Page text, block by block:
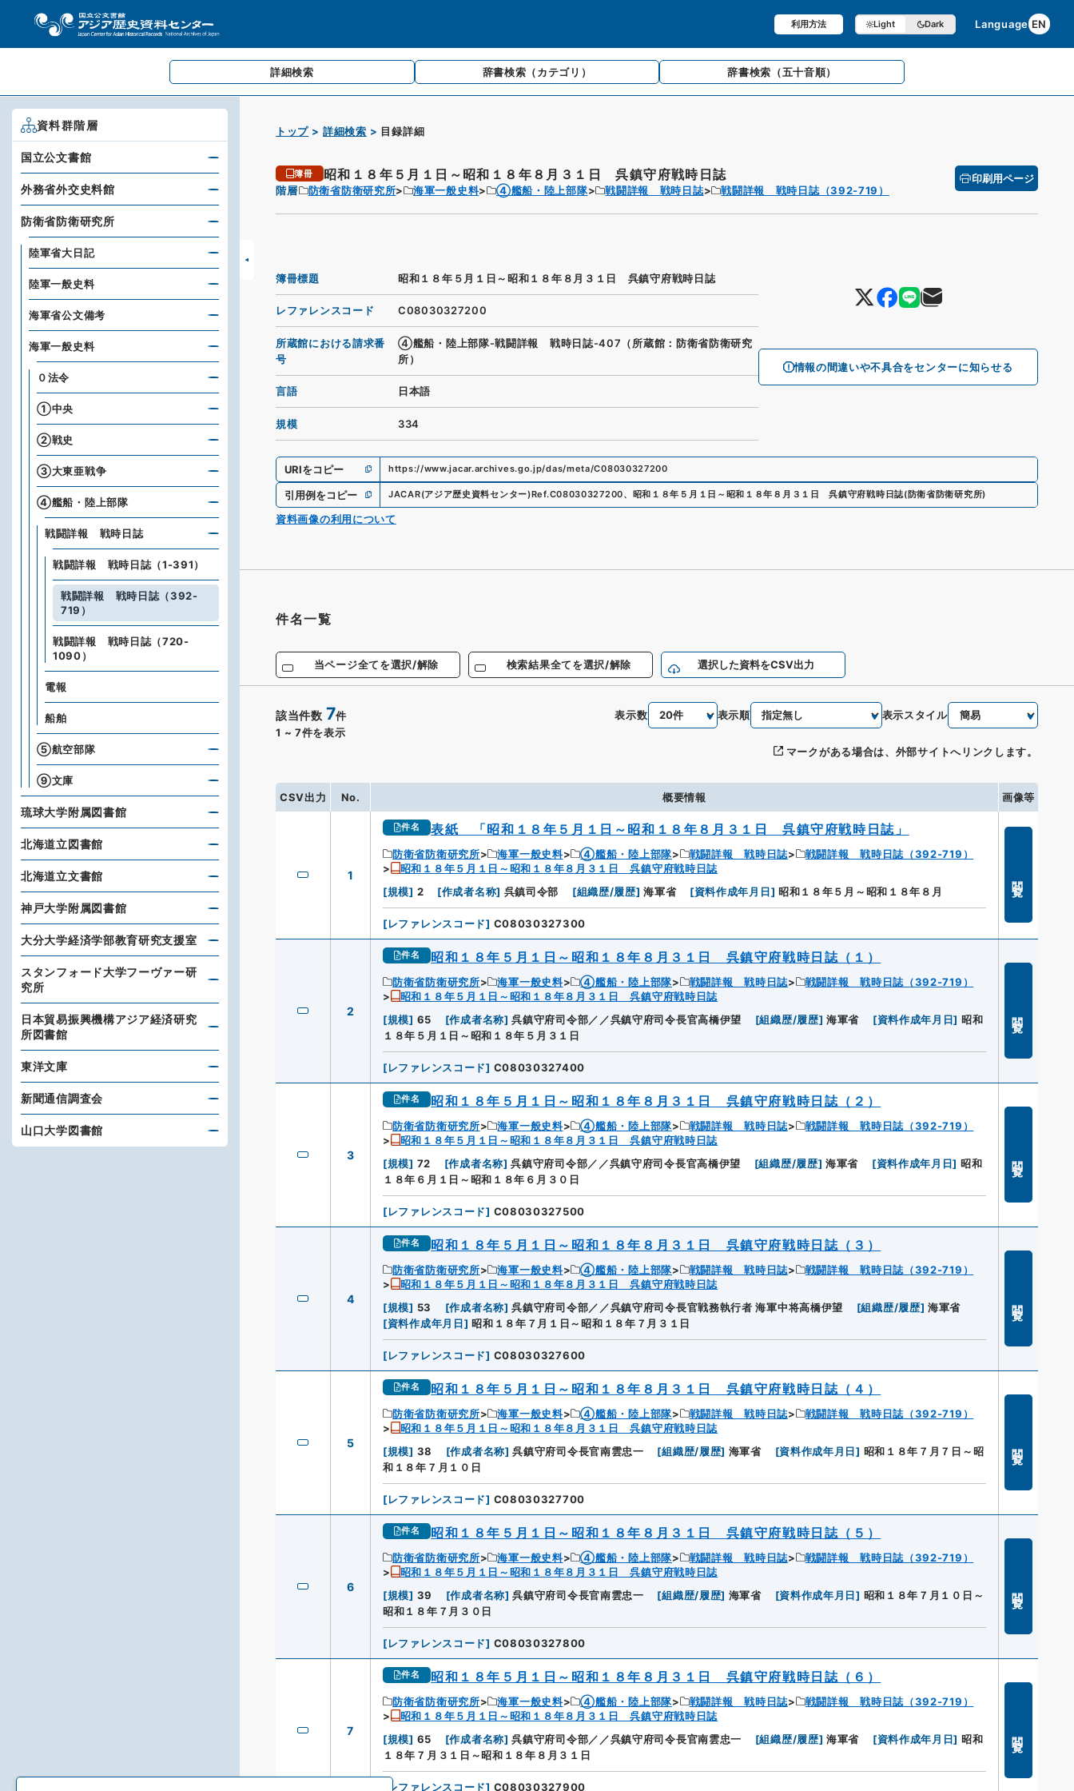
利用方法 Light Dark Language EN
詳細検索 辞書検索 （カテゴリ） 辞書検索 （五十音順）
トップ 詳細検索 目録詳細
簿冊 昭和１８年５月１日～昭和１８年８月３１日 呉鎮守府戦時日誌
階層 防衛省防衛研究所 海軍一般史料 ④艦船・陸上部隊 戦闘詳報 戦時日誌 戦闘詳報 戦時日誌（392-719）
印刷用ページ
情報の間違いや不具合をセンターに知らせる
簿冊標題 昭和１８年５月１日～昭和１８年８月３１日 呉鎮守府戦時日誌
レファレンスコード C08030327200
所蔵館における請求番
号
④艦船・陸上部隊-戦闘詳報 戦時日誌-407（所蔵館：防衛省防衛研究
所）
言語 日本語
規模 334
URIをコピー https://www.jacar.archives.go.jp/das/meta/C08030327200
引用例をコピー JACAR(アジア歴史資料センター)Ref.C08030327200、 昭和１８年５月１日～昭和１８年８月３１日 呉鎮守府戦時日誌( 防衛省防衛研究所)
資料画像の利用について
件名一覧
当ページ全てを選択/解除 検索結果全てを選択/解除 選択した資料をCSV出力
該当件数 7件
1 ~ 7件を表示
表示数 表示順 表示スタイル
マークがある場合は、外部サイトへリンクします。
CSV出力 No. 概要情報 画像等
1
件名 表紙 「昭和１８年５月１日～昭和１８年８月３１日 呉鎮守府戦時日誌」
防衛省防衛研究所 海軍一般史料 ④艦船・陸上部隊 戦闘詳報 戦時日誌
戦闘詳報 戦時日誌（392-719）
昭和１８年５月１日～昭和１８年８月３１日 呉鎮守府戦時日誌
[規模] 2 [作成者名称] 呉鎮司令部 [組織歴/履歴] 海軍省 [資料作成年月日] 昭和１８年５月～昭和１８年８月
[レファレンスコード] C08030327300
2
件名 昭和１８年５月１日～昭和１８年８月３１日 呉鎮守府戦時日誌（１）
防衛省防衛研究所 海軍一般史料 ④艦船・陸上部隊 戦闘詳報 戦時日誌
戦闘詳報 戦時日誌（392-719）
昭和１８年５月１日～昭和１８年８月３１日 呉鎮守府戦時日誌
[規模] 65 [作成者名称] 呉鎮守府司令部／／呉鎮守府司令長官高橋伊望 [組織歴/履歴] 海軍省 [資料作成年月日] 昭和
１８年５月１日～昭和１８年５月３１日
[レファレンスコード] C08030327400
3
件名 昭和１８年５月１日～昭和１８年８月３１日 呉鎮守府戦時日誌（２）
防衛省防衛研究所 海軍一般史料 ④艦船・陸上部隊 戦闘詳報 戦時日誌
戦闘詳報 戦時日誌（392-719）
昭和１８年５月１日～昭和１８年８月３１日 呉鎮守府戦時日誌
[規模] 72 [作成者名称] 呉鎮守府司令部／／呉鎮守府司令長官高橋伊望 [組織歴/履歴] 海軍省 [資料作成年月日] 昭和
１８年６月１日～昭和１８年６月３０日
[レファレンスコード] C08030327500
4
件名 昭和１８年５月１日～昭和１８年８月３１日 呉鎮守府戦時日誌（３）
防衛省防衛研究所 海軍一般史料 ④艦船・陸上部隊 戦闘詳報 戦時日誌
戦闘詳報 戦時日誌（392-719）
昭和１８年５月１日～昭和１８年８月３１日 呉鎮守府戦時日誌
[規模] 53 [作成者名称] 呉鎮守府司令部／／呉鎮守府司令長官戦務執行者 海軍中将高橋伊望 [組織歴/履歴] 海軍省
[資料作成年月日] 昭和１８年７月１日～昭和１８年７月３１日
[レファレンスコード] C08030327600
5
件名 昭和１８年５月１日～昭和１８年８月３１日 呉鎮守府戦時日誌（４）
防衛省防衛研究所 海軍一般史料 ④艦船・陸上部隊 戦闘詳報 戦時日誌
戦闘詳報 戦時日誌（392-719）
昭和１８年５月１日～昭和１８年８月３１日 呉鎮守府戦時日誌
[規模] 38 [作成者名称] 呉鎮守府司令長官南雲忠一 [組織歴/履歴] 海軍省 [資料作成年月日] 昭和１８年７月７日～昭
和１８年７月１０日
[レファレンスコード] C08030327700
6
件名 昭和１８年５月１日～昭和１８年８月３１日 呉鎮守府戦時日誌（５）
防衛省防衛研究所 海軍一般史料 ④艦船・陸上部隊 戦闘詳報 戦時日誌
戦闘詳報 戦時日誌（392-719）
昭和１８年５月１日～昭和１８年８月３１日 呉鎮守府戦時日誌
[規模] 39 [作成者名称] 呉鎮守府司令長官南雲忠一 [組織歴/履歴] 海軍省 [資料作成年月日] 昭和１８年７月１０日～
昭和１８年７月３０日
[レファレンスコード] C08030327800
7
件名 昭和１８年５月１日～昭和１８年８月３１日 呉鎮守府戦時日誌（６）
防衛省防衛研究所 海軍一般史料 ④艦船・陸上部隊 戦闘詳報 戦時日誌
戦闘詳報 戦時日誌（392-719）
昭和１８年５月１日～昭和１８年８月３１日 呉鎮守府戦時日誌
[規模] 65 [作成者名称] 呉鎮守府司令部／／呉鎮守府司令長官南雲忠一 [組織歴/履歴] 海軍省 [資料作成年月日] 昭和
１８年７月３１日～昭和１８年８月３１日
レファレンスコード] C08030327900
資料群階層
国立公文書館
外務省外交史料館
防衛省防衛研究所
陸軍省大日記
陸軍一般史料
海軍省公文備考
海軍一般史料
０法令
①中央
②戦史
③大東亜戦争
④艦船・陸上部隊
戦闘詳報 戦時日誌
戦闘詳報 戦時日誌（1-391）
戦闘詳報 戦時日誌（392-
719）
戦闘詳報 戦時日誌（720-
1090）
電報
船舶
⑤航空部隊
⑨文庫
琉球大学附属図書館
北海道立図書館
北海道立文書館
神戸大学附属図書館
大分大学経済学部教育研究支援室
スタンフォード大学フーヴァー研
究所
日本貿易振興機構アジア経済研究
所図書館
東洋文庫
新聞通信調査会
山口大学図書館